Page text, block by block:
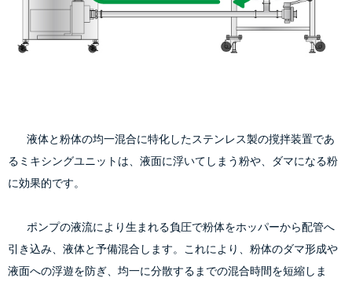
るミキシングユニットは、液面に浮いてしまう粉や、ダマになる粉
に効果的です。
引き込み、液体と予備混合します。これにより、粉体のダマ形成や
液面への浮遊を防ぎ、均一に分散するまでの混合時間を短縮しま